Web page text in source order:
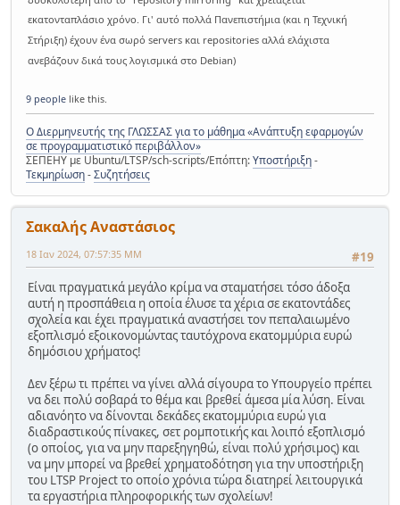
εκατονταπλάσιο χρόνο. Γι' αυτό πολλά Πανεπιστήμια (και η Τεχνική
Στήριξη) έχουν ένα σωρό servers και repositories αλλά ελάχιστα
ανεβάζουν δικά τους λογισμικά στο Debian)
9 people like this.
Ο Διερμηνευτής της ΓΛΩΣΣΑΣ για το μάθημα «Ανάπτυξη εφαρμογών
σε προγραμματιστικό περιβάλλον»
ΣΕΠΕΗΥ με Ubuntu/LTSP/sch-scripts/Επόπτη:Υποστήριξη-
Τεκμηρίωση-Συζητήσεις
Σακαλής Αναστάσιος
#19
18 Ιαν 2024, 07:57:35 ΜΜ
Είναι πραγματικά μεγάλο κρίμα να σταματήσει τόσο άδοξα
αυτή η προσπάθεια η οποία έλυσε τα χέρια σε εκατοντάδες
σχολεία και έχει πραγματικά αναστήσει τον πεπαλαιωμένο
εξοπλισμό εξοικονομώντας ταυτόχρονα εκατομμύρια ευρώ
δημόσιου χρήματος!
Δεν ξέρω τι πρέπει να γίνει αλλά σίγουρα το Υπουργείο πρέπει
να δει πολύ σοβαρά το θέμα και βρεθεί άμεσα μία λύση. Είναι
αδιανόητο να δίνονται δεκάδες εκατομμύρια ευρώ για
διαδραστικούς πίνακες, σετ ρομποτικής και λοιπό εξοπλισμό
(ο οποίος, για να μην παρεξηγηθώ, είναι πολύ χρήσιμος) και
να μην μπορεί να βρεθεί χρηματοδότηση για την υποστήριξη
του LTSP Project το οποίο χρόνια τώρα διατηρεί λειτουργικά
τα εργαστήρια πληροφορικής των σχολείων!